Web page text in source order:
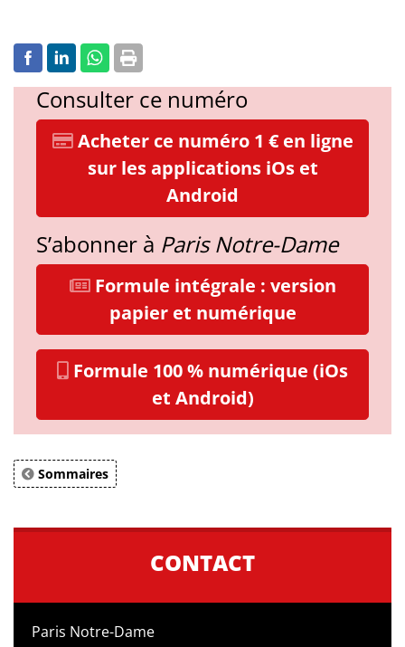
Consulter ce numéro
Acheter ce numéro 1 € en ligne
sur les applications iOs et
Android
S’abonner à Paris Notre-Dame
Formule intégrale : version
papier et numérique
Formule 100 % numérique (iOs
et Android)
Sommaires
CONTACT
Paris Notre-Dame